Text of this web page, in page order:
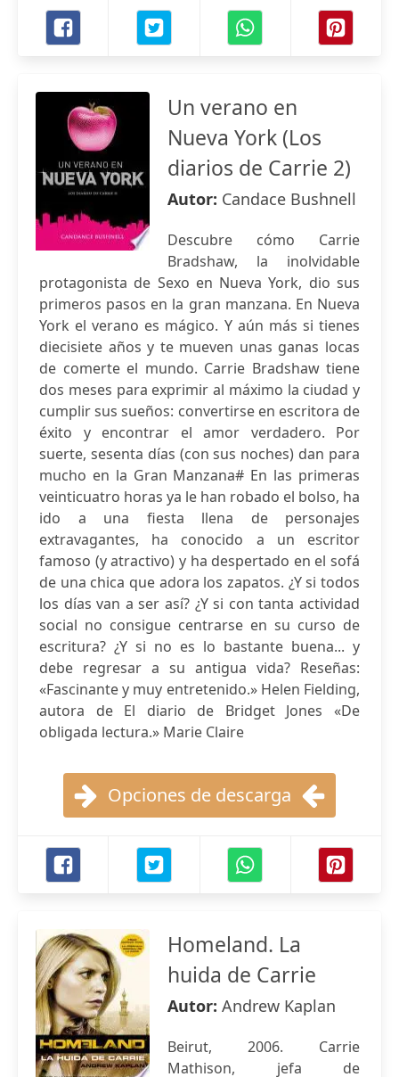
Un verano en
Nueva York (Los
diarios de Carrie 2)
Autor: Candace Bushnell
Descubre cómo Carrie
Bradshaw, la inolvidable
protagonista de Sexo en Nueva York, dio sus
primeros pasos en la gran manzana. En Nueva
York el verano es mágico. Y aún más si tienes
diecisiete años y te mueven unas ganas locas
de comerte el mundo. Carrie Bradshaw tiene
dos meses para exprimir al máximo la ciudad y
cumplir sus sueños: convertirse en escritora de
éxito y encontrar el amor verdadero. Por
suerte, sesenta días (con sus noches) dan para
mucho en la Gran Manzana# En las primeras
veinticuatro horas ya le han robado el bolso, ha
ido a una fiesta llena de personajes
extravagantes, ha conocido a un escritor
famoso (y atractivo) y ha despertado en el sofá
de una chica que adora los zapatos. ¿Y si todos
los días van a ser así? ¿Y si con tanta actividad
social no consigue centrarse en su curso de
escritura? ¿Y si no es lo bastante buena... y
debe regresar a su antigua vida? Reseñas:
«Fascinante y muy entretenido.» Helen Fielding,
autora de El diario de Bridget Jones «De
obligada lectura.» Marie Claire
Opciones de descarga
Homeland. La
huida de Carrie
Autor: Andrew Kaplan
Beirut, 2006. Carrie
Mathison, jefa de